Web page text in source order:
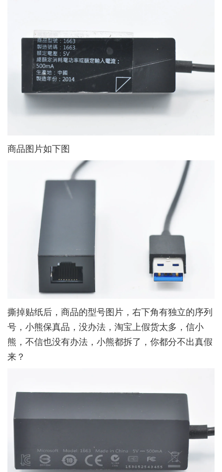
商品图片如下图
撕掉贴纸后，商品的型号图片，右下角有独立的序列
号，小熊保真品，没办法，淘宝上假货太多，信小
熊，不信也没有办法，小熊都拆了，你都分不出真假
来？